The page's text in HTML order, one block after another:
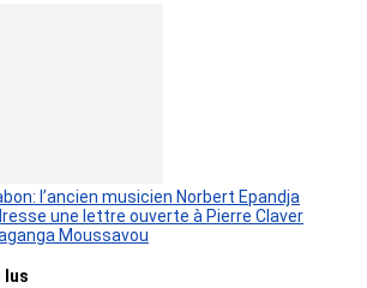
l’ancien musicien Norbert Epandja
une lettre ouverte à Pierre Claver
Moussavou
lus